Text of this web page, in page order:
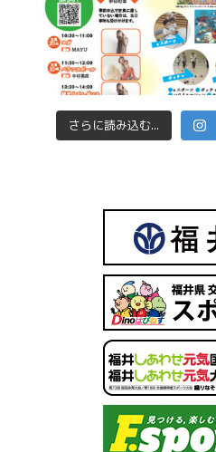
さらに読み込む...